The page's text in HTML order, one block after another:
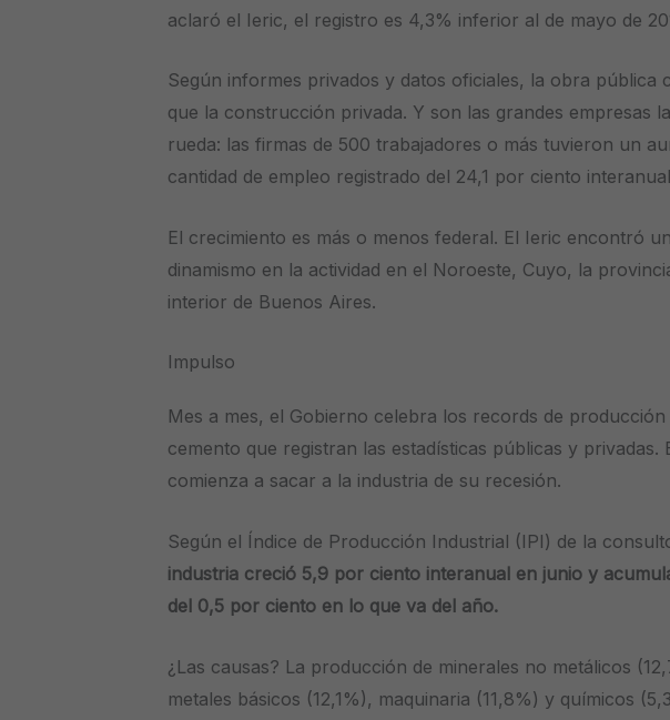
aclaró el Ieric, el registro es 4,3% inferior al de mayo de
Según informes privados y datos oficiales, la obra pública
que la construcción privada. Y son las grandes empresas
rueda: las firmas de 500 trabajadores o más tuvieron un
cantidad de empleo registrado del 24,1 por ciento
El crecimiento es más o menos federal. El Ieric encontró
dinamismo en la actividad en el Noroeste, Cuyo, la
interior de Buenos Aires.
Impulso
Mes a mes, el Gobierno celebra los records de
cemento que registran las estadísticas públicas y privadas.
comienza a sacar a la industria de su recesión.
Según el Índice de Producción Industrial (IPI) de la
industria creció 5,9 por ciento interanual en junio y
del 0,5 por ciento en lo que va del año.
¿Las causas? La producción de minerales no metálicos
metales básicos (12,1%), maquinaria (11,8%) y químicos